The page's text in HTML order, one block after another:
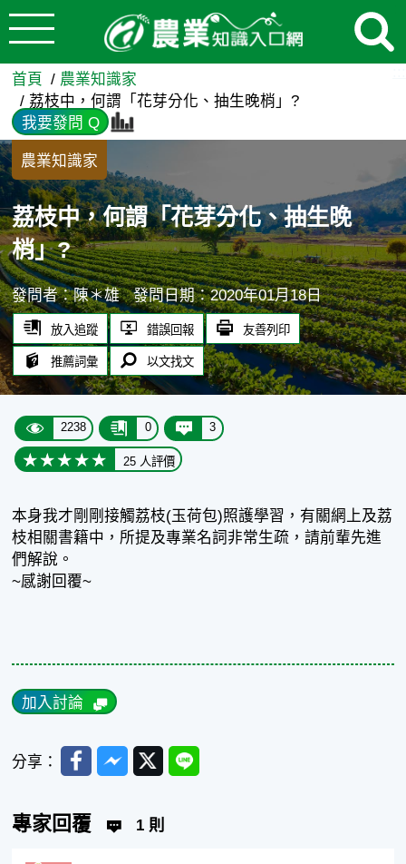
跳到主要內容
荔枝中，何謂「花芽分化、
首頁
農業知識家
荔枝中，何謂「花芽分化、抽生晚梢」?
我要發問 Q
農業知識家
荔枝中，何謂「花芽分化、抽生晚
梢」?
發問者：陳＊雄 發問日期：2020年01月18日
放入追蹤 錯誤回報 友善列印
推薦詞彙 以文找文
2238 0 3
25 人評價
本身我才剛剛接觸荔枝(玉荷包)照護學習，有關網上及荔
枝相關書籍中，所提及專業名詞非常生疏，請前輩先進
們解說。
~感謝回覆~
加入討論
分享： FacebookMessenger
TwitterLine
專家回覆 1 則